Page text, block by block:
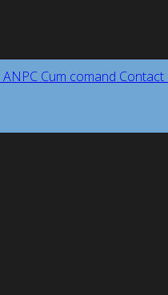
ANPC Cum comand Contact